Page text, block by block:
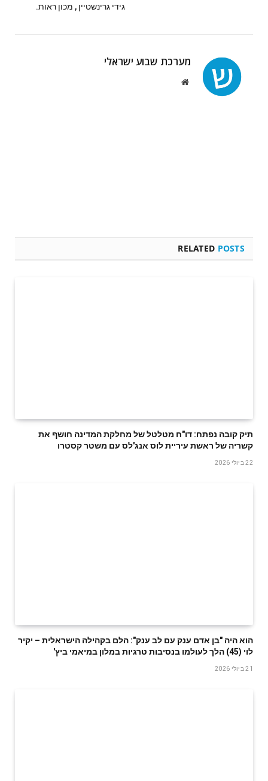
גידי גרינשטיין , מכון ראות.
מערכת שבוע ישראלי
Website
RELATED POSTS
תיק קובה נפתח: דו"ח מטלטל של מחלקת המדינה חושף את
קשריה של ראשת עיריית לוס אנג'לס עם משטר קסטרו
22 ביולי 2026
הוא היה "בן אדם ענק עם לב ענק": הלם בקהילה הישראלית – יקיר
לוי (45) הלך לעולמו בנסיבות טרגיות במלון במיאמי ביץ'
21 ביולי 2026